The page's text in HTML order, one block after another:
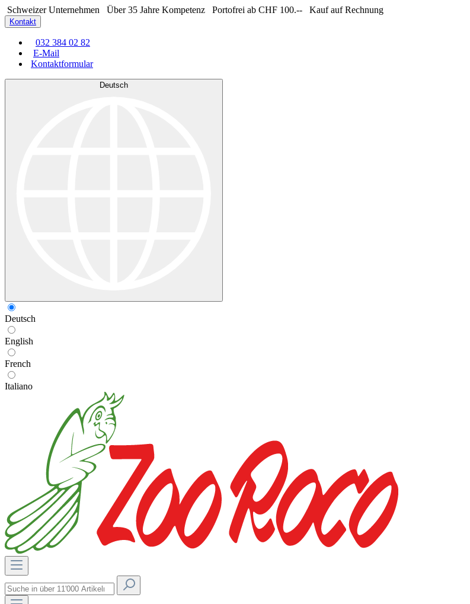
Schweizer Unternehmen Über 35 Jahre Kompetenz Portofrei ab CHF 100.-- Kauf auf Rechnung
Kontakt
032 384 02 82
E-Mail
Kontaktformular
Deutsch
Deutsch
English
French
Italiano